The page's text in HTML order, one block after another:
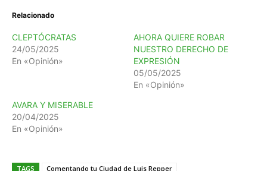
Relacionado
CLEPTÓCRATAS
24/05/2025
En «Opinión»
AHORA QUIERE ROBAR
NUESTRO DERECHO DE
EXPRESIÓN
05/05/2025
En «Opinión»
AVARA Y MISERABLE
20/04/2025
En «Opinión»
TAGS Comentando tu Ciudad de Luis Repper